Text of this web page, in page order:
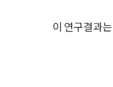
이 연구결과